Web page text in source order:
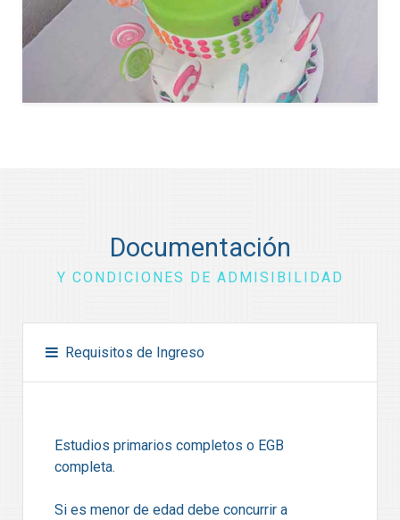
Documentación
Y CONDICIONES DE ADMISIBILIDAD
Requisitos de Ingreso
Estudios primarios completos o EGB
completa.
Si es menor de edad debe concurrir a